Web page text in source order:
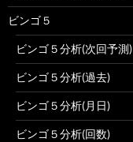
ビンゴ５
ビンゴ５分析(次回予測)
ビンゴ５分析(過去)
ビンゴ５分析(月日)
ビンゴ５分析(回数)